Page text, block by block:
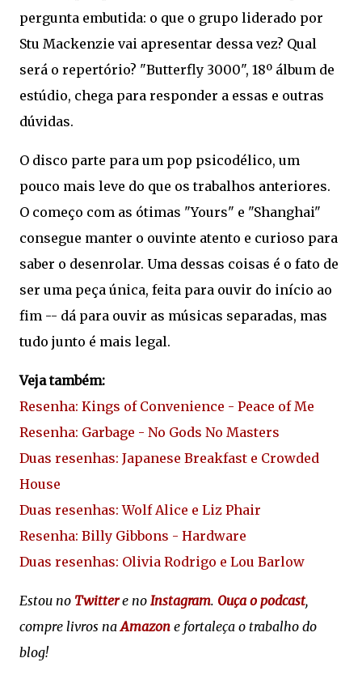
pergunta embutida: o que o grupo liderado por
Stu Mackenzie vai apresentar dessa vez? Qual
será o repertório? "Butterfly 3000", 18º álbum de
estúdio, chega para responder a essas e outras
dúvidas.
O disco parte para um pop psicodélico, um
pouco mais leve do que os trabalhos anteriores.
O começo com as ótimas "Yours" e "Shanghai"
consegue manter o ouvinte atento e curioso para
saber o desenrolar. Uma dessas coisas é o fato de
ser uma peça única, feita para ouvir do início ao
fim -- dá para ouvir as músicas separadas, mas
tudo junto é mais legal.
Veja também:
Resenha: Kings of Convenience - Peace of Me
Resenha: Garbage - No Gods No Masters
Duas resenhas: Japanese Breakfast e Crowded
House
Duas resenhas: Wolf Alice e Liz Phair
Resenha: Billy Gibbons - Hardware
Duas resenhas: Olivia Rodrigo e Lou Barlow
Estou no Twittere no Instagram. Ouça o podcast,
compre livros naAmazon e fortaleça o trabalho do
blog!